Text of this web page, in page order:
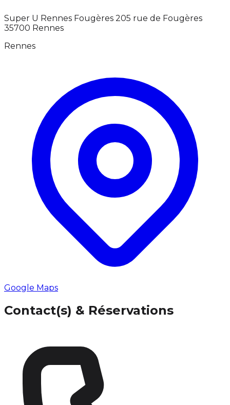
Super U Rennes Fougères 205 rue de Fougères
35700 Rennes
Rennes
Google Maps
Contact(s) & Réservations